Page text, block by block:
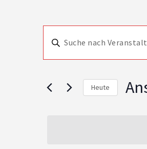
Suche
und
Bitte
Schlüsselwort
eingeben.
Veranstaltungen
Heute